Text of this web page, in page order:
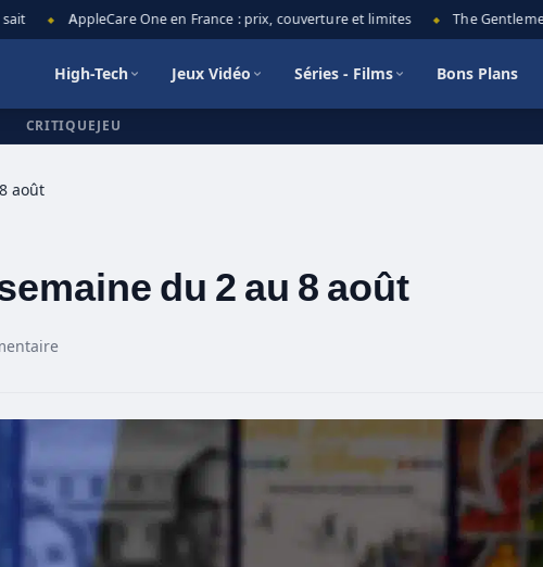
AppleCare One en France : prix, couverture et limites The Gentlemen
High-Tech Jeux Vidéo Séries - Films Bons Plans
CRITIQUEJEU
août
du 2 au 8 août